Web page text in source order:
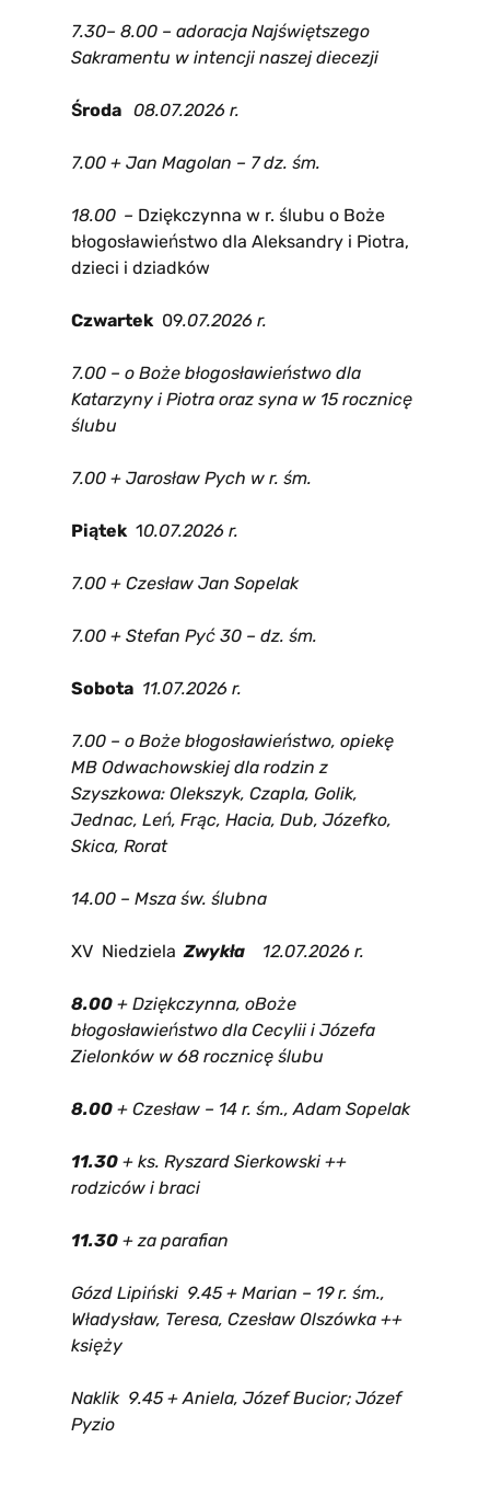
7.30– 8.00 – adoracja Najświętszego
Sakramentu w intencji naszej diecezji
Środa 08.07.2026 r.
7.00 + Jan Magolan – 7 dz. śm.
18.00 – Dziękczynna w r. ślubu o Boże
błogosławieństwo dla Aleksandry i Piotra,
dzieci i dziadków
Czwartek 09.07.2026 r.
7.00 – o Boże błogosławieństwo dla
Katarzyny i Piotra oraz syna w 15 rocznicę
ślubu
7.00 + Jarosław Pych w r. śm.
Piątek10.07.2026 r.
7.00 + Czesław Jan Sopelak
7.00 + Stefan Pyć 30 – dz. śm.
Sobota 11.07.2026 r.
7.00 – o Boże błogosławieństwo, opiekę
MB Odwachowskiej dla rodzin z
Szyszkowa: Olekszyk, Czapla, Golik,
Jednac, Leń, Frąc, Hacia, Dub, Józefko,
Skica, Rorat
14.00 – Msza św. ślubna
XV Niedziela Zwykła 12.07.2026 r.
8.00 + Dziękczynna, oBoże
błogosławieństwo dla Cecylii i Józefa
Zielonków w 68 rocznicę ślubu
8.00 + Czesław – 14 r. śm., Adam Sopelak
11.30 + ks. Ryszard Sierkowski ++
rodziców i braci
11.30 + za parafian
Gózd Lipiński 9.45 + Marian – 19 r. śm.,
Władysław, Teresa, Czesław Olszówka ++
księży
Naklik 9.45 + Aniela, Józef Bucior; Józef
Pyzio